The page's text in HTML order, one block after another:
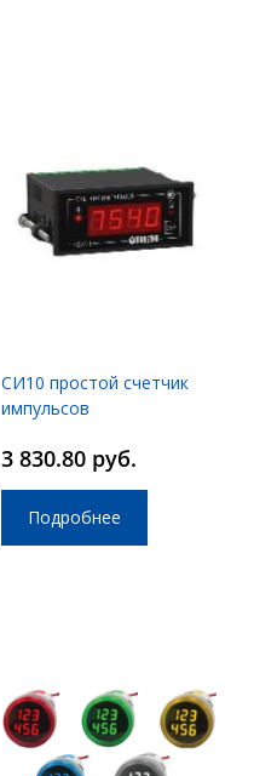
СИ10 простой счетчик
импульсов
3 830.80 руб.
Подробнее